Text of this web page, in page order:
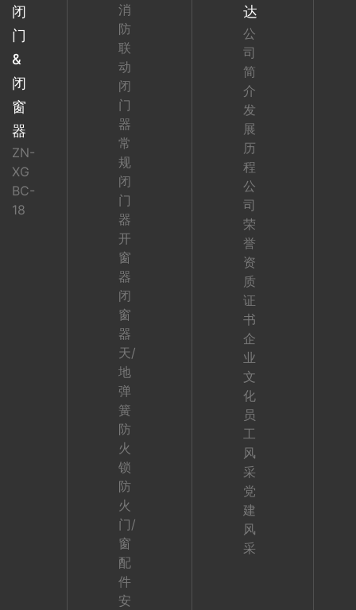
闭
门
&
闭
窗
器
ZN-
XG
BC-
18
消
防
联
动
闭
门
器
常
规
闭
门
器
开
窗
器
闭
窗
器
天/
地
弹
簧
防
火
锁
防
火
门/
窗
配
件
安
达
公
司
简
介
发
展
历
程
公
司
荣
誉
资
质
证
书
企
业
文
化
员
工
风
采
党
建
风
采